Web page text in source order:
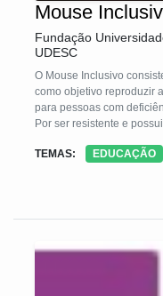
Mouse
Fundação
UDESC
O Mouse Inclusivo
como objetivo reproduzir
para pessoas com
Por ser resistente e
intelectuais e dispraxia,
computadores,
TEMAS: EDUCAÇÃO